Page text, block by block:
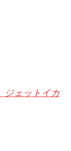
ェットイカ